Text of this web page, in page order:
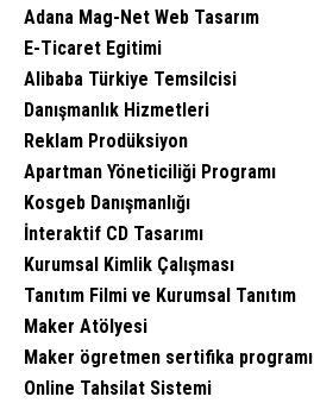
Adana Mag-Net Web Tasarım
E-Ticaret Egitimi
Alibaba Türkiye Temsilcisi
Danışmanlık Hizmetleri
Reklam Prodüksiyon
Apartman Yöneticiliği Programı
Kosgeb Danışmanlığı
İnteraktif CD Tasarımı
Kurumsal Kimlik Çalışması
Tanıtım Filmi ve Kurumsal Tanıtım
Maker Atölyesi
Maker ögretmen sertifika programı
Online Tahsilat Sistemi